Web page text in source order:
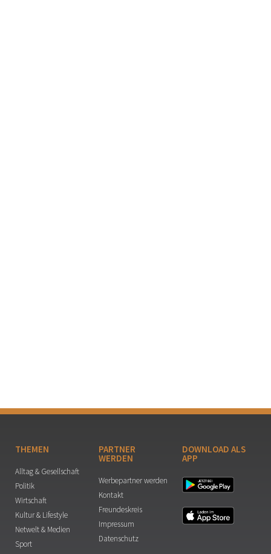
THEMEN
Alltag & Gesellschaft
Politik
Wirtschaft
Kultur & Lifestyle
Netwelt & Medien
Sport
PARTNER
WERDEN
Werbepartner werden
Kontakt
Freundeskreis
Impressum
Datenschutz
DOWNLOAD ALS
APP